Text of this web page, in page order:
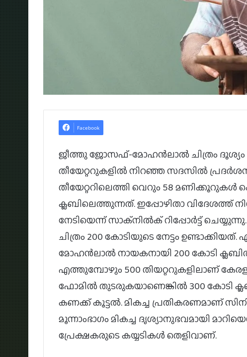
Facebook
ജീത്തു ജോസഫ്-മോഹന്‍ലാല്‍ ചിത്രം ദൂശ്യം 3
തീയേറ്ററുകളില്‍ നിറഞ്ഞ സദസില്‍
തീയേറ്ററിലെത്തി വെറും 58 മണിക്കൂറുകള്‍
ക്ലബിലെത്തുന്നത്. ഇപ്പോഴിതാ വിദേശത്ത്
നേടിയെന്ന് സാക്നില്‍ക് റിപ്പോര്‍ട്ട്
ചിത്രം 200 കോടിയുടെ നേട്ടം
മോഹൻലാല്‍ നായകനായി 200 കോടി
എത്തുമ്പോഴും 500 തിയറ്ററുകളിലാണ്
ഫോമിൽ തുടരുകയാണെങ്കിൽ 300 കോടി
കണക്ക് കൂട്ടൽ. മികച്ച പ്രതികരണമാണ്
മൂന്നാംഭാഗം മികച്ച ദൃശ്യാനുഭവമായി
പ്രേക്ഷകരുടെ കയ്യടികൾ തെളിവാണ്.